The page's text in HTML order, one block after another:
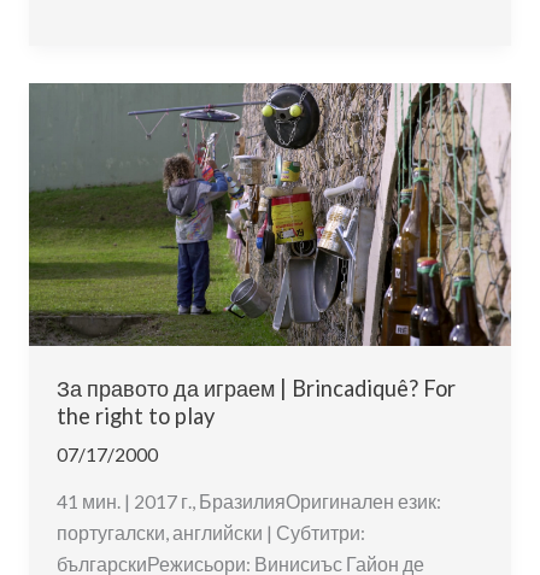
|
Play
За правото да играем | Brincadiquê? For
the right to play
07/17/2000
41 мин. | 2017 г., БразилияОригинален език:
португалски, английски | Субтитри:
българскиРежисьори: Винисиъс Гайон де